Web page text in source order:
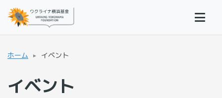
ホーム イベント
イベント